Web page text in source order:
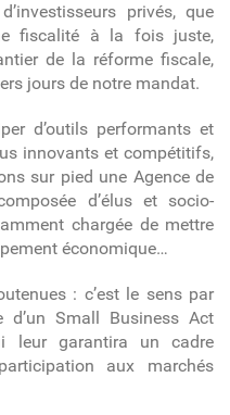
privés, que
fiscalité à la fois juste,
de la réforme fiscale,
jours de notre mandat.
d’outils performants et
innovants et compétitifs,
sur pied une Agence de
d’élus et socio-
chargée de mettre
économique…
: c’est le sens par
Small Business Act
leur garantira un cadre
aux marchés